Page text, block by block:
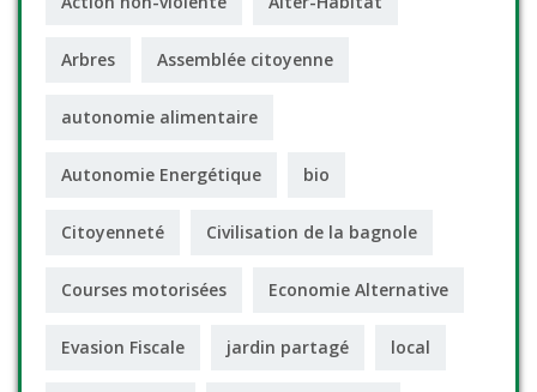
Arbres Assemblée citoyenne
autonomie alimentaire
Autonomie Energétique bio
Citoyenneté Civilisation de la bagnole
Courses motorisées Economie Alternative
Evasion Fiscale jardin partagé local